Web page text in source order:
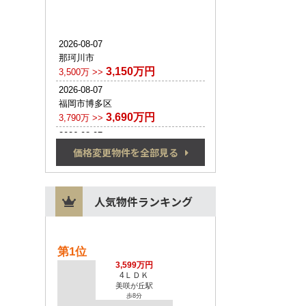
価格変更物件を全部見る
人気物件ランキング